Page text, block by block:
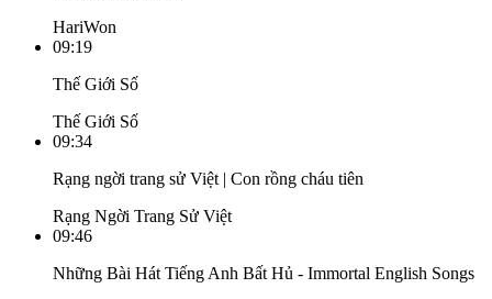
HariWon
09:19
Thế Giới Số
Thế Giới Số
09:34
Rạng ngời trang sử Việt | Con rồng cháu tiên
Rạng Ngời Trang Sử Việt
09:46
Những Bài Hát Tiếng Anh Bất Hủ - Immortal English Songs